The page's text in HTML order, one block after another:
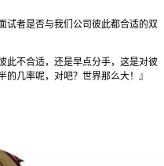
试者是否与我们公司彼此都合适的双
此不合适，还是早点分手，这是对彼
几率呢，对吧？世界那么大！』